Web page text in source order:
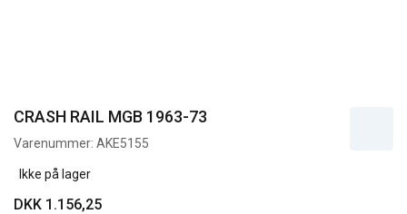
CRASH RAIL MGB 1963-73
Varenummer: AKE5155
Ikke på lager
DKK 1.156,25